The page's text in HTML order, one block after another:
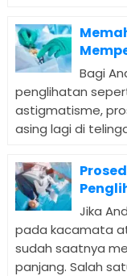
Bagi
penglihatan
astigmatisme,
asing lagi di
Jika
pada kacamata
sudah saatnya
panjang. Salah